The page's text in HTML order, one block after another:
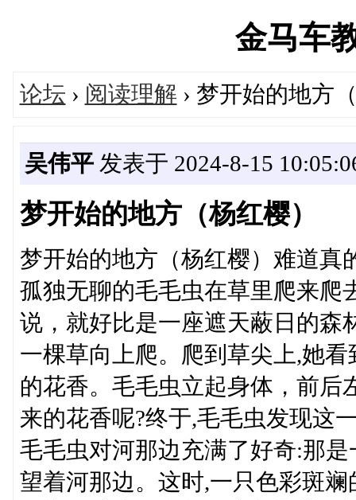
金马车
论坛 › 阅读理解 › 梦开始的地方
吴伟平发表于 2024-8-15
梦开始的地方（杨红樱）
梦开始的地方（杨红樱）难道真
孤独无聊的毛毛虫在草里爬来
说，就好比是一座遮天蔽日的森
一棵草向上爬。爬到草尖上,她
的花香。毛毛虫立起身体，前后
来的花香呢?终于,毛毛虫发现这
毛毛虫对河那边充满了好奇:那
望着河那边。这时,一只色彩斑